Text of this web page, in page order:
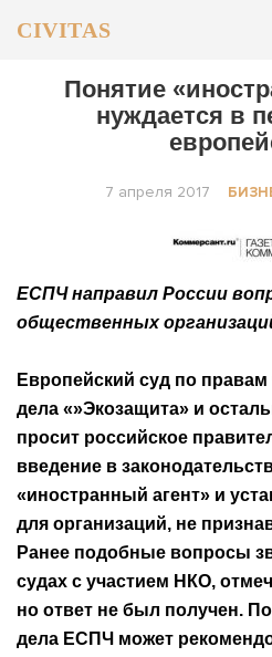
CIVITAS
ОБЩЕСТВО
Понятие
нуждается в
7 апреля 2017
ЕСПЧ направил России
общественных
Европейский суд по правам
дела «»Экозащита» и
просит российское
введение в
«иностранный агент» и
для организаций, не
Ранее подобные вопросы
судах с участием НКО,
но ответ не был получен.
дела ЕСПЧ может